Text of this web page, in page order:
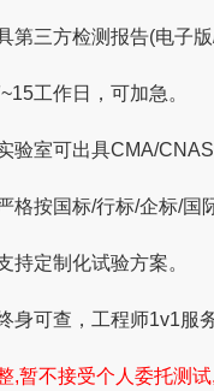
第三方检测报告(电子版
工作日，可加急。
验室可出具CMA/CNAS
格按国标/行标/企标/国
持定制化试验方案。
身可查，工程师1v1服务
,暂不接受个人委托测